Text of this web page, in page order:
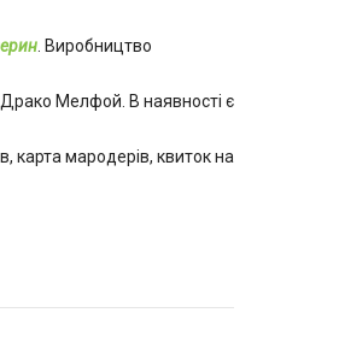
. Виробництво
Мелфой. В наявності є
карта мародерів, квиток на